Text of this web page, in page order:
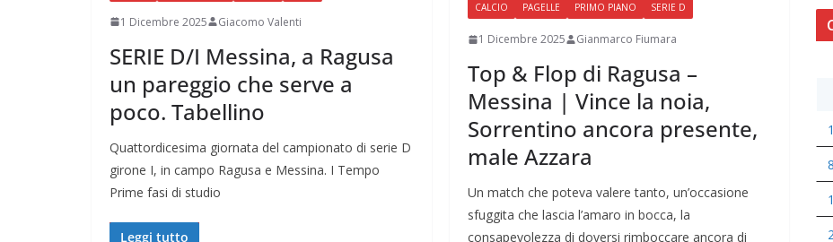
1 Dicembre 2025 Giacomo Valenti
SERIE D/I Messina, a Ragusa
un pareggio che serve a
poco. Tabellino
Quattordicesima giornata del campionato di serie D
girone I, in campo Ragusa e Messina. I Tempo
Prime fasi di studio
Leggi tutto
CALCIO PAGELLE PRIMO PIANO SERIE D
1 Dicembre 2025 Gianmarco Fiumara
Top & Flop di Ragusa –
Messina | Vince la noia,
Sorrentino ancora presente,
male Azzara
Un match che poteva valere tanto, un’occasione
sfuggita che lascia l’amaro in bocca, la
consapevolezza di doversi rimboccare ancora di
1
8